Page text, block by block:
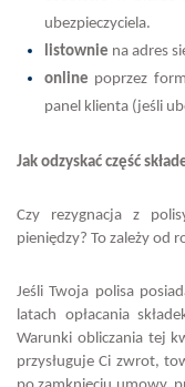
ubezpieczyciela.
listownie na adres
online poprzez
panel klienta (jeśli
Jak odzyskać część
Czy rezygnacja z
pieniędzy? To zależy od
Jeśli Twoja polisa
latach opłacania
Warunki obliczania tej
przysługuje Ci zwrot,